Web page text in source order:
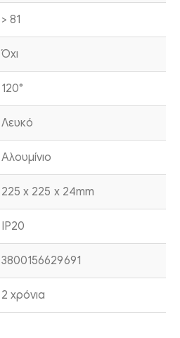
> 81
Όχι
120°
Λευκό
Αλουμίνιο
225 x 225 x 24mm
IP20
3800156629691
2 χρόνια